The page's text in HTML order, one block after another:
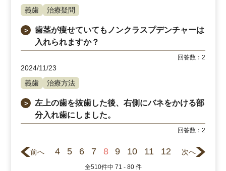
義歯
治療疑問
＞
歯茎が痩せていてもノンクラスプデンチャーは
入れられますか？
回答数：2
2024/11/23
義歯
治療方法
＞
左上の歯を抜歯した後、右側にバネをかける部
分入れ歯にしました。
回答数：2
前へ 4 5 6 7 8 9 10 11 12 次へ
全510件中 71 - 80 件